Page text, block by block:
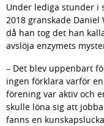
Under lediga stunder i
2018 granskade Daniel
då han tog det han
avslöja enzymets
– Det blev uppenbart
ingen förklara varför en
förening var aktiv och
skulle löna sig att
fanns en